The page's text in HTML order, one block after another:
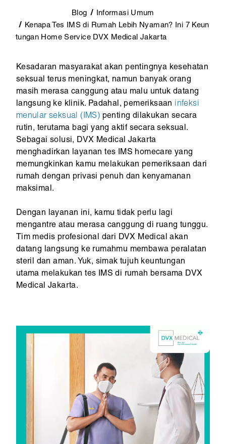
Blog
Informasi Umum
Kenapa Tes IMS di Rumah Lebih Nyaman? Ini 7 Keun
tungan Home Service DVX Medical Jakarta
Kesadaran masyarakat akan pentingnya kesehatan
seksual terus meningkat, namun banyak orang
masih merasa canggung atau malu untuk datang
langsung ke klinik. Padahal, pemeriksaan infeksi
menular seksual (IMS) penting dilakukan secara
rutin, terutama bagi yang aktif secara seksual.
Sebagai solusi, DVX Medical Jakarta
menghadirkan layanan tes IMS homecare yang
memungkinkan kamu melakukan pemeriksaan dari
rumah dengan privasi penuh dan kenyamanan
maksimal.
Dengan layanan ini, kamu tidak perlu lagi
mengantre atau merasa canggung di ruang tunggu.
Tim medis profesional dari DVX Medical akan
datang langsung ke rumahmu membawa peralatan
steril dan aman. Yuk, simak tujuh keuntungan
utama melakukan tes IMS di rumah bersama DVX
Medical Jakarta.